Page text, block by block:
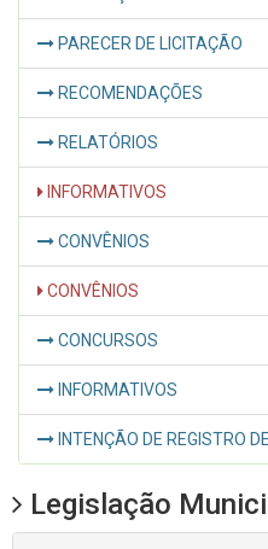
PARECER DE LICITAÇÃO
RECOMENDAÇÕES
RELATÓRIOS
INFORMATIVOS
CONVÊNIOS
CONVÊNIOS
CONCURSOS
INFORMATIVOS
INTENÇÃO DE REGISTRO
Legislação